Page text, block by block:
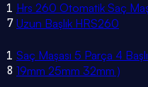
1
7
Hrs 260 Otomatik Saç
Uzun Başlık HRS260
1
8
Saç Maşası 5 Parça 4
19mm 25mm 32mm )